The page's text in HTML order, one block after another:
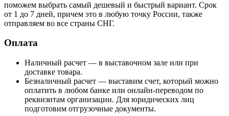
поможем выбрать самый дешевый и быстрый вариант. Срок
от 1 до 7 дней, причем это в любую точку России, также
отправляем во все страны СНГ.
Оплата
Наличный расчет — в выставочном зале или при
доставке товара.
Безналичный расчет — выставим счет, который можно
оплатить в любом банке или онлайн-переводом по
реквизитам организации. Для юридических лиц
подготовим отгрузочные документы.